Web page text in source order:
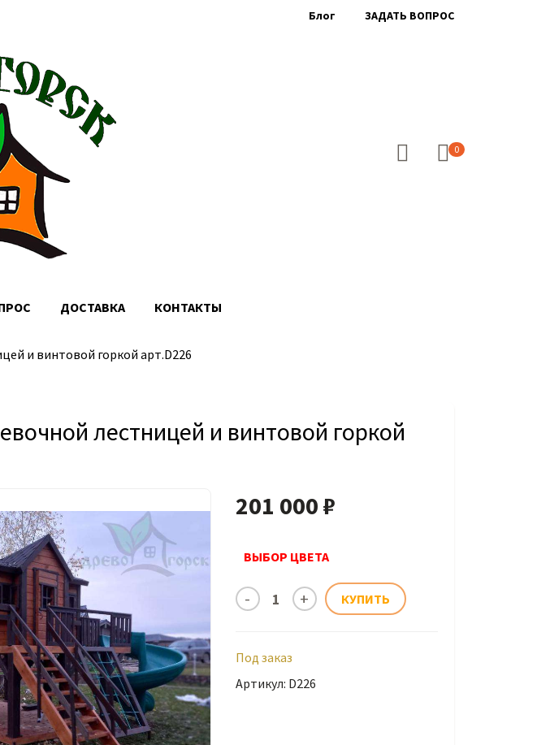
Блог ЗАДАТЬ ВОПРОС
0
ДОСТАВКА КОНТАКТЫ
и винтовой горкой арт.D226
лестницей и винтовой горкой
201 000 ₽
ВЫБОР ЦВЕТА
Под заказ
Артикул: D226